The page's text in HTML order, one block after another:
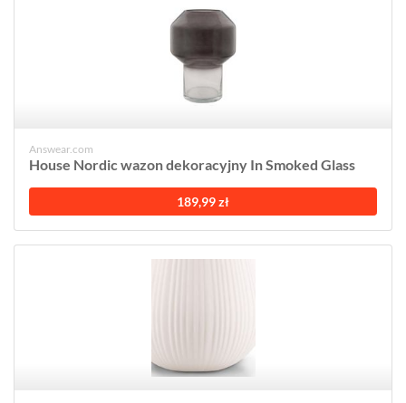
Answear.com
House Nordic wazon dekoracyjny In Smoked Glass
189,99 zł